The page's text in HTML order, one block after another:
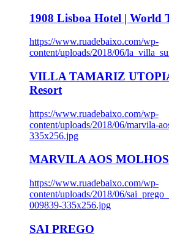
1908 Lisboa Hotel | World
https://www.ruadebaixo.com/wp-
content/uploads/2018/06/
VILLA TAMARIZ
Resort
https://www.ruadebaixo.com/wp-
content/uploads/2018/06/marvila-
335x256.jpg
MARVILA AOS MOLHOS
https://www.ruadebaixo.com/wp-
content/uploads/2018/06/
009839-335x256.jpg
SAI PREGO